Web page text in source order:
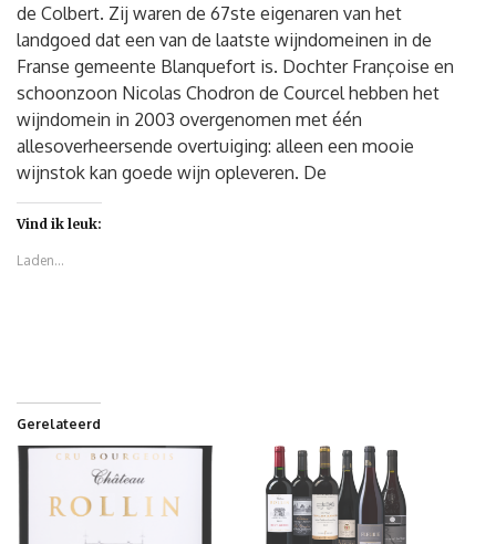
de Colbert. Zij waren de 67ste eigenaren van het
landgoed dat een van de laatste wijndomeinen in de
Franse gemeente Blanquefort is. Dochter Françoise en
schoonzoon Nicolas Chodron de Courcel hebben het
wijndomein in 2003 overgenomen met één
allesoverheersende overtuiging: alleen een mooie
wijnstok kan goede wijn opleveren. De
Vind ik leuk:
Laden...
Gerelateerd